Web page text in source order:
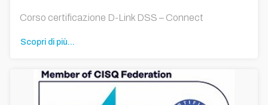
Corso certificazione D-Link DSS – Connect
Scopri di più...